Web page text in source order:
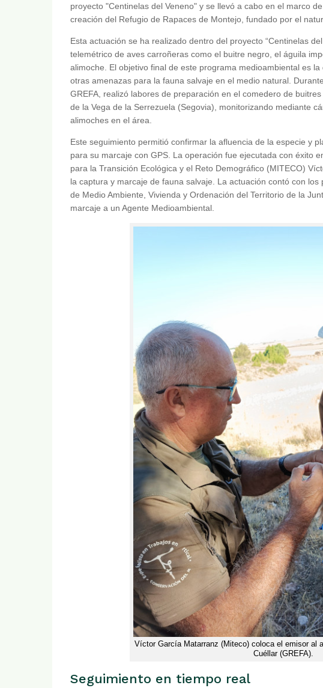
proyecto "Centinelas del Veneno" y se llevó a cabo en el marco
creación del Refugio de Rapaces de Montejo, fundado por el
Esta actuación se ha realizado dentro del proyecto “Centinelas
telemétrico de aves carroñeras como el buitre negro, el águila
alimoche. El objetivo final de este programa medioambiental es
otras amenazas para la fauna salvaje en el medio natural.
GREFA, realizó labores de preparación en el comedero de
de la Vega de la Serrezuela (Segovia), monitorizando mediante
alimoches en el área.
Este seguimiento permitió confirmar la afluencia de la especie y
para su marcaje con GPS. La operación fue ejecutada con éxito
para la Transición Ecológica y el Reto Demográfico (MITECO)
la captura y marcaje de fauna salvaje. La actuación contó con
de Medio Ambiente, Vivienda y Ordenación del Territorio de la
marcaje a un Agente Medioambiental.
Víctor García Matarranz (Miteco) coloca el emisor al
Cuéllar (GREFA).
Seguimiento en tiempo real